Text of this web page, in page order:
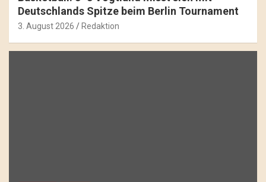
Deutschlands Spitze beim Berlin Tournament
3. August 2026 Redaktion